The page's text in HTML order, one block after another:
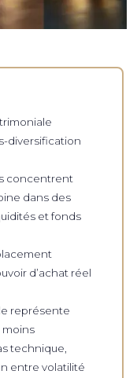
diversification
concentrent
dans des
et fonds
d’achat réel
représente
moins
technique,
entre volatilité